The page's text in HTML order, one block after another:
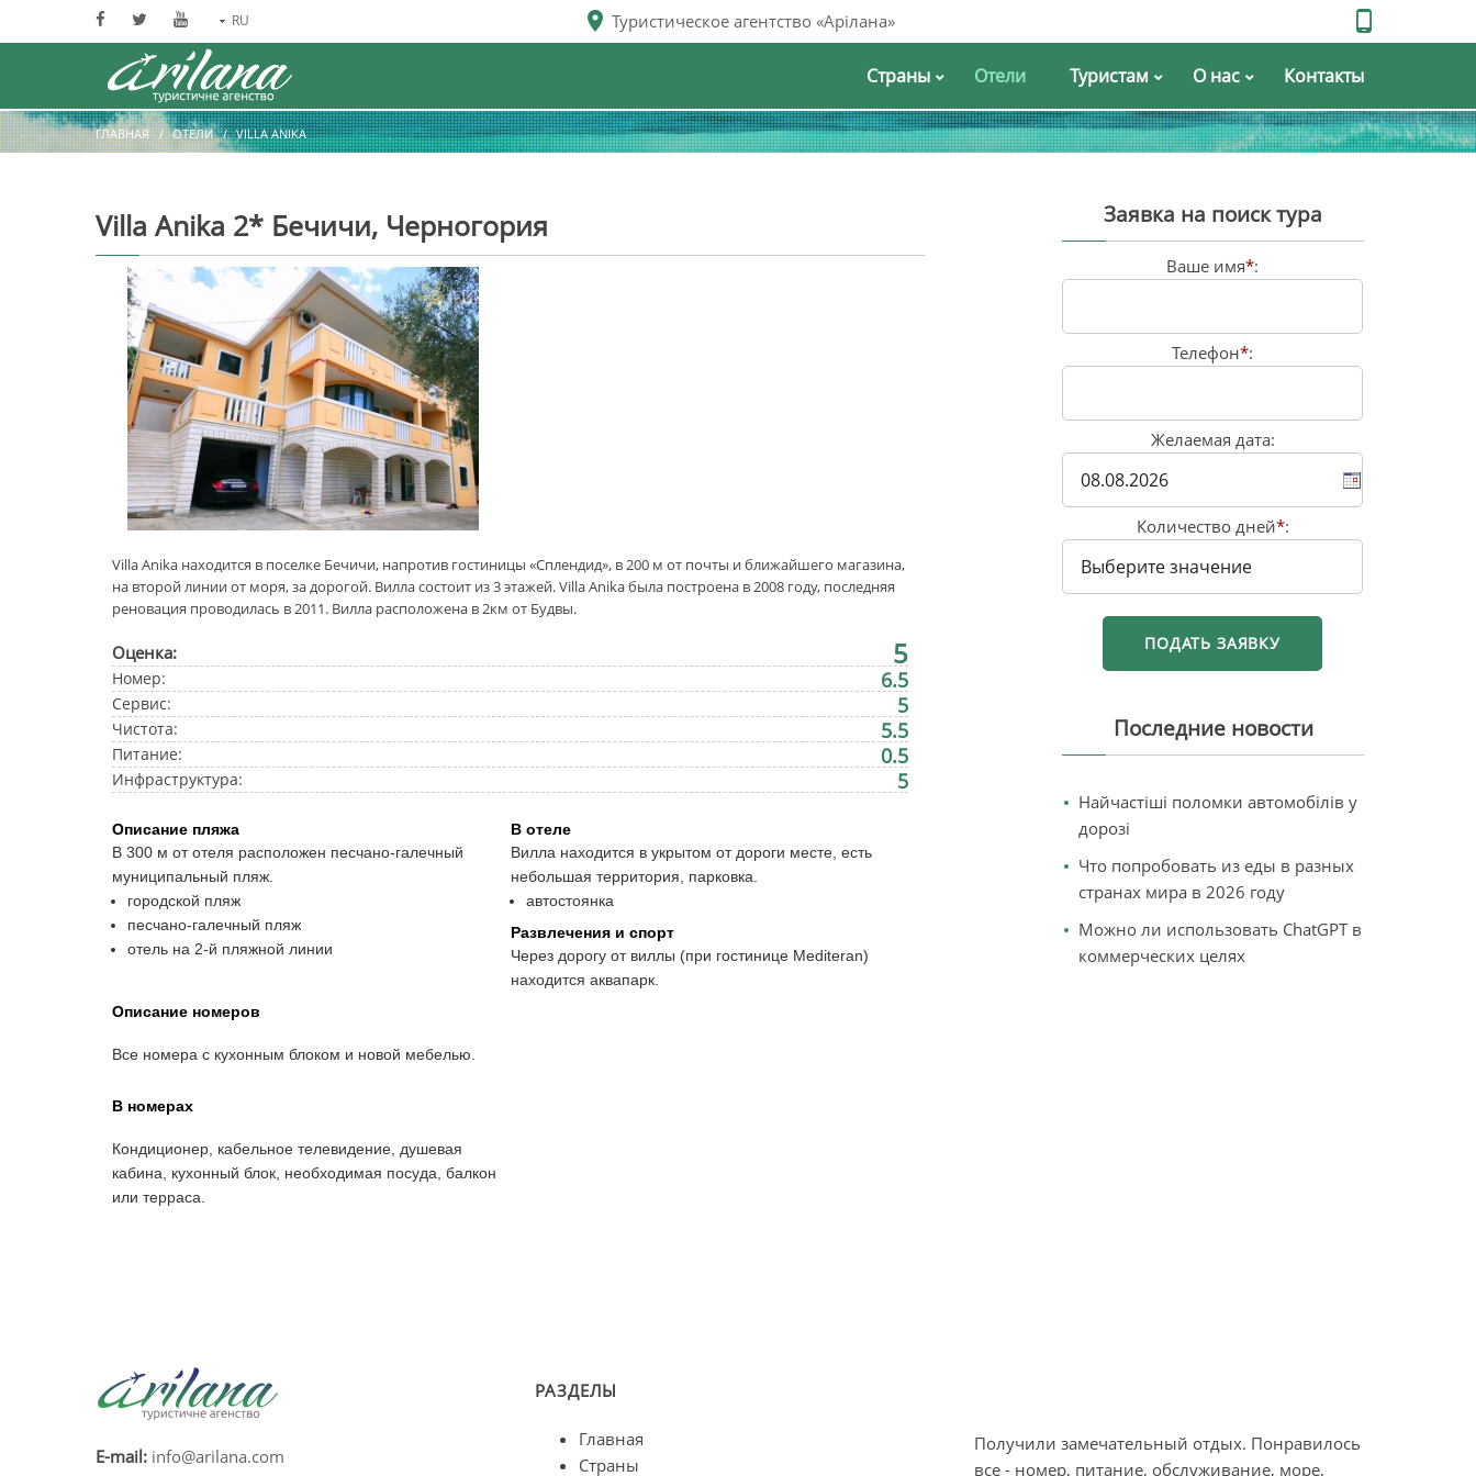
RU Туристическое агентство «Арілана»
Страны Отели Туристам О нас Контакты
ГЛАВНАЯ ОТЕЛИ VILLA ANIKA
Villa Anika 2* Бечичи, Черногория
Villa Anika находится в поселке Бечичи, напротив гостиницы «Сплендид», в 200 м от почты и ближайшего магазина,
на второй линии от моря, за дорогой. Вилла состоит из 3 этажей. Villa Anika была построена в 2008 году, последняя
реновация проводилась в 2011. Вилла расположена в 2км от Будвы.
Оценка: 5
Номер: 6.5
Сервис: 5
Чистота: 5.5
Питание: 0.5
Инфраструктура: 5
Описание пляжа
В 300 м от отеля расположен песчано-галечный
муниципальный пляж.
городской пляж
песчано-галечный пляж
отель на 2-й пляжной линии
В отеле
Вилла находится в укрытом от дороги месте, есть
небольшая территория, парковка.
автостоянка
Развлечения и спорт
Через дорогу от виллы (при гостинице Mediteran)
находится аквапарк.
Описание номеров
Все номера с кухонным блоком и новой мебелью.
В номерах
Кондиционер, кабельное телевидение, душевая
кабина, кухонный блок, необходимая посуда, балкон
или терраса.
Заявка на поиск тура
Ваше имя*:
Телефон*:
Желаемая дата:
Количество дней*:
Последние новости
Найчастіші поломки автомобілів у
дорозі
Что попробовать из еды в разных
странах мира в 2026 году
Можно ли использовать ChatGPT в
коммерческих целях
РАЗДЕЛЫ
Главная
Страны
Получили замечательный отдых. Понравилось
все - номер, питание, обслуживание, море,
E-mail: info@arilana.com